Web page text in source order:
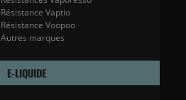
Résistance Vaptio
Résistance Voopoo
Autres marques
E-LIQUIDE